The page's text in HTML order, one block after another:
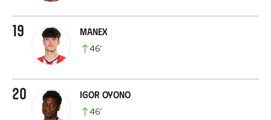
19 Manex
46’
20 Igor Oyono
46’